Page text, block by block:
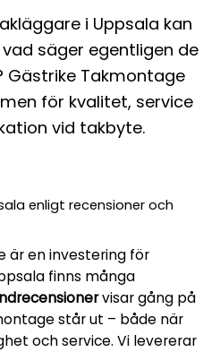
i Uppsala kan
säger egentligen de
Takmontage
för kvalitet, service
vid takbyte.
enligt recensioner och
är en investering för
finns många
visar gång på
står ut – både när
och service. Vi levererar